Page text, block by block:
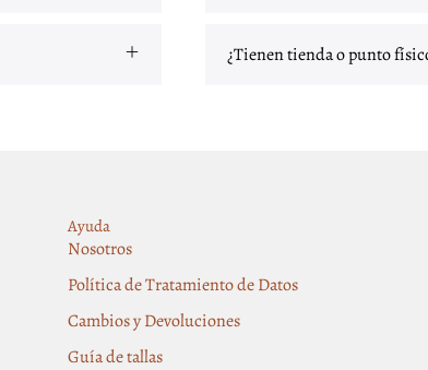
¿Tienen tienda o punto
Ayuda
Nosotros
Política de Tratamiento de Datos
Cambios y Devoluciones
Guía de tallas